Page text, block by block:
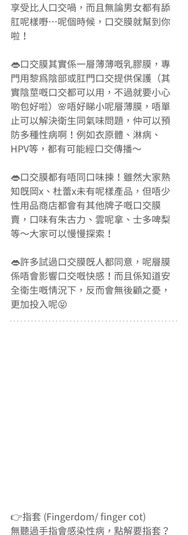
享受比人口交喎，而且無論男女都有舔
肛呢樣嘢⋯呢個時候，口交膜就幫到你
啦！
👄口交膜其實係一層薄薄嘅乳膠膜，專
門用黎為陰部或肛門口交提供保護（其
實陰莖嘅口交都可以用，不過就要小心
啲包好啦）🌸唔好睇小呢層薄膜，唔單
止可以解決衛生同氣味問題，仲可以預
防多種性病啊！例如衣原體、淋病、
HPV等，都有可能經口交傳播～
👄口交膜都有唔同口味揀！雖然大家熟
知既岡x、杜蕾x未有呢樣產品，但唔少
性用品商店都會有其他牌子嘅口交膜
賣，口味有朱古力、雲呢拿、士多啤梨
等～大家可以慢慢探索！
👄許多試過口交膜既人都同意，呢層膜
係唔會影響口交嘅快感！而且係知道安
全衛生嘅情況下，反而會無後顧之憂，
更加投入呢😝
👉指套 (Fingerdom/ finger cot)
無聽過手指會感染性病，點解要指套？